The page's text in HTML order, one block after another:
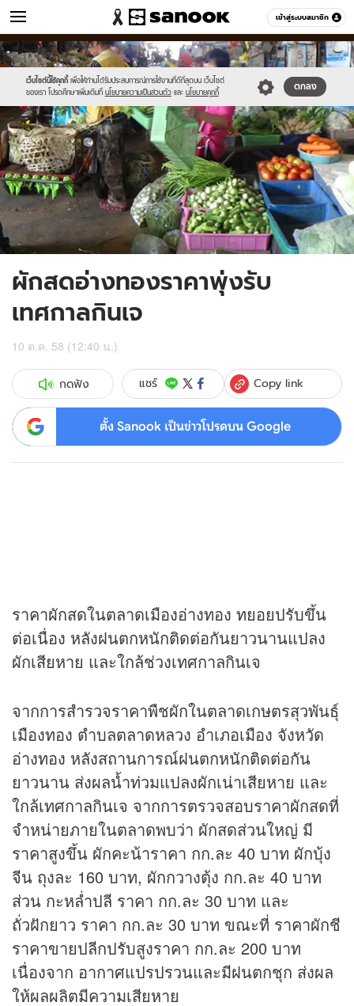
เข้าสู่ระบบสมาชิก
ข่าว หมวดอื่นๆ
เว็บไซต์นี้ใช้คุกกี้ เพื่อให้ท่านได้รับประสบการณ์การใช้งานที่ดีที่สุดบน เว็บไซต์
ของเรา โปรดศึกษาเพิ่มเติมที่ นโยบายความเป็นส่วนตัว และ นโยบายคุกกี้
ตกลง
Sanook
//s.isanook.com/sr/0/images/logo-
new-
sanook.png
600
60
//s.isanook.com/ns/0/ud/376/1880138/651508-
01.jpg
ผักสดอ่างทองราคาพุ่งรับ
เทศกาลกินเจ
10 ต.ค. 58 (12:40 น.)
กดฟัง แชร์ Copy link
ตั้ง Sanook เป็นข่าวโปรดบน Google
ราคาผักสดในตลาดเมืองอ่างทอง ทยอยปรับขึ้น
ต่อเนื่อง หลังฝนตกหนักติดต่อกันยาวนานแปลง
ผักเสียหาย และใกล้ช่วงเทศกาลกินเจ
จากการสำรวจราคาพืชผักในตลาดเกษตรสุวพันธุ์
เมืองทอง ตำบลตลาดหลวง อำเภอเมือง จังหวัด
อ่างทอง หลังสถานการณ์ฝนตกหนักติดต่อกัน
ยาวนาน ส่งผลน้ำท่วมแปลงผักเน่าเสียหาย และ
ใกล้เทศกาลกินเจ จากการตรวจสอบราคาผักสดที่
จำหน่ายภายในตลาดพบว่า ผักสดส่วนใหญ่ มี
ราคาสูงขึ้น ผักคะน้าราคา กก.ละ 40 บาท ผักบุ้ง
จีน ถุงละ 160 บาท, ผักกวางตุ้ง กก.ละ 40 บาท
ส่วน กะหล่ำปลี ราคา กก.ละ 30 บาท และ
ถั่วฝักยาว ราคา กก.ละ 30 บาท ขณะที่ ราคาผักชี
ราคาขายปลีกปรับสูงราคา กก.ละ 200 บาท
เนื่องจาก อากาศแปรปรวนและมีฝนตกชุก ส่งผล
ให้ผลผลิตมีความเสียหาย